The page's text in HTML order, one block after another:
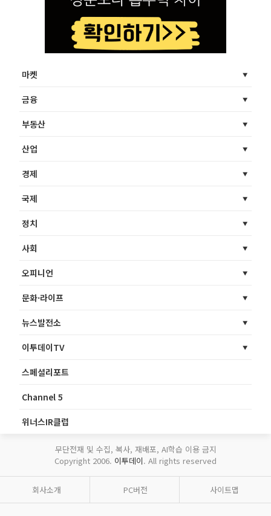
마켓
금융
부동산
산업
경제
국제
정치
사회
오피니언
문화·라이프
뉴스발전소
이투데이TV
스페셜리포트
Channel 5
위너스IR클럽
무단전재 및 수집, 복사, 재배포, AI학습 이용 금지
Copyright 2006. 이투데이. All rights reserved
회사소개 PC버전 사이트맵